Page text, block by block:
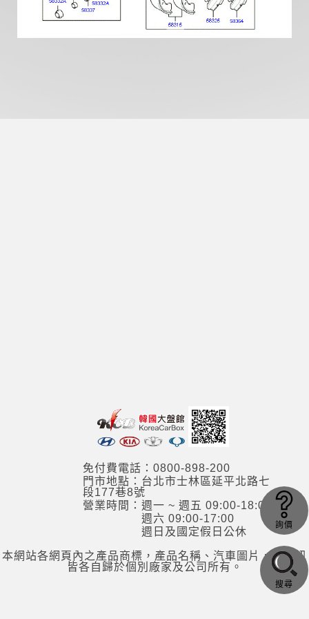
免付費電話：0800-898-200
門市地點：台北市士林區延平北路七
段177巷8號
營業時間：週一 ~ 週五 09:00-18:00
週六 09:00-17:00
週日及國定假日公休
本網站各網頁內之產品商標，產品名稱、汽車圖片，其資訊
皆各自歸於個別廠家及公司所有。
詢價
搜尋